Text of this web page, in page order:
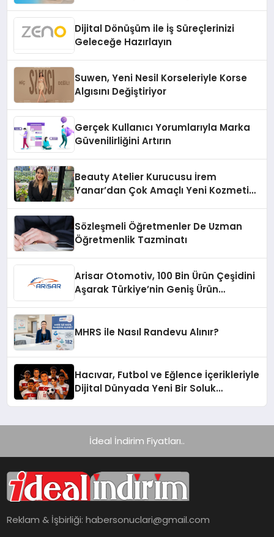
Dijital Dönüşüm ile İş Süreçlerinizi
Geleceğe Hazırlayın
Suwen, Yeni Nesil Korseleriyle Korse
Algısını Değiştiriyor
Gerçek Kullanıcı Yorumlarıyla Marka
Güvenilirliğini Artırın
Beauty Atelier Kurucusu İrem
Yanar’dan Çok Amaçlı Yeni Kozmetik
Sözleşmeli Öğretmenler De Uzman
Öğretmenlik Tazminatı
Arisar Otomotiv, 100 Bin Ürün Çeşidini
Aşarak Türkiye’nin Geniş Ürün
MHRS ile Nasıl Randevu Alınır?
Hacıvar, Futbol ve Eğlence İçerikleriyle
Dijital Dünyada Yeni Bir Soluk
İdeal İndirim Fiyatları..
Reklam & İşbirliği:habersonuclari@gmail.com